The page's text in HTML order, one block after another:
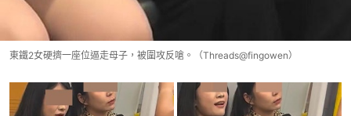
東鐵2女硬擠一座位逼走母子，被圍攻反嗆。（Threads@fingowen）